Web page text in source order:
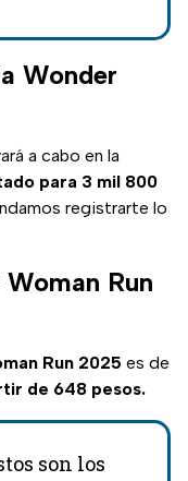
una
y playera de
fecha y
Wonder
a cabo en la
para 3 mil 800
registrarte lo
Run
Run 2025 es de
de 648 pesos.
son los